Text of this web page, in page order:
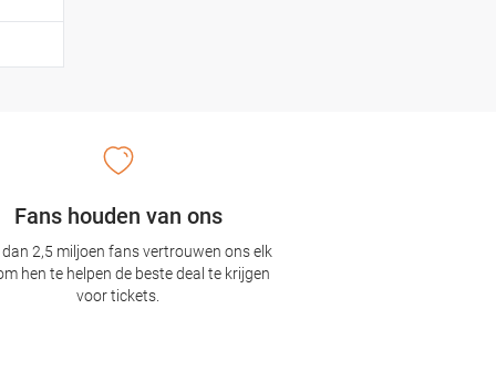
Fans houden van ons
2,5 miljoen fans vertrouwen ons elk
hen te helpen de beste deal te krijgen
voor tickets.